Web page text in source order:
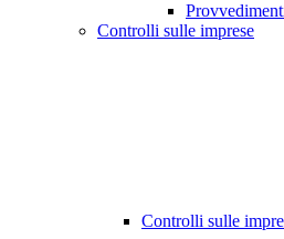
Controlli sulle imprese
Controlli sulle